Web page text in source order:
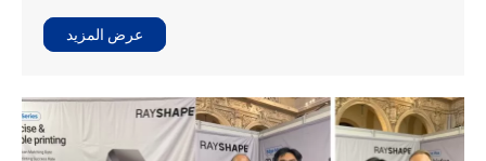
عرض المزيد